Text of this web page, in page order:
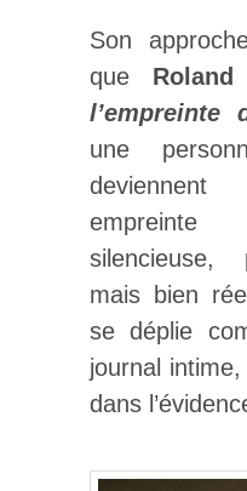
Son
que
l’empreinte
une
deviennent
empreinte
silencieuse,
mais bien
se déplie
journal
dans